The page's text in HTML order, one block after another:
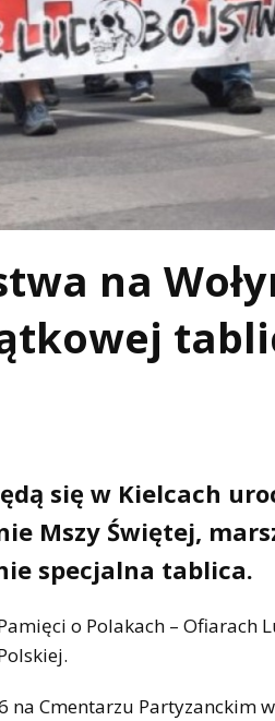
na
się w Kielcach
Mszy Świętej,
specjalna tablica.
o Polakach – Ofiarach
Cmentarzu Partyzanckim